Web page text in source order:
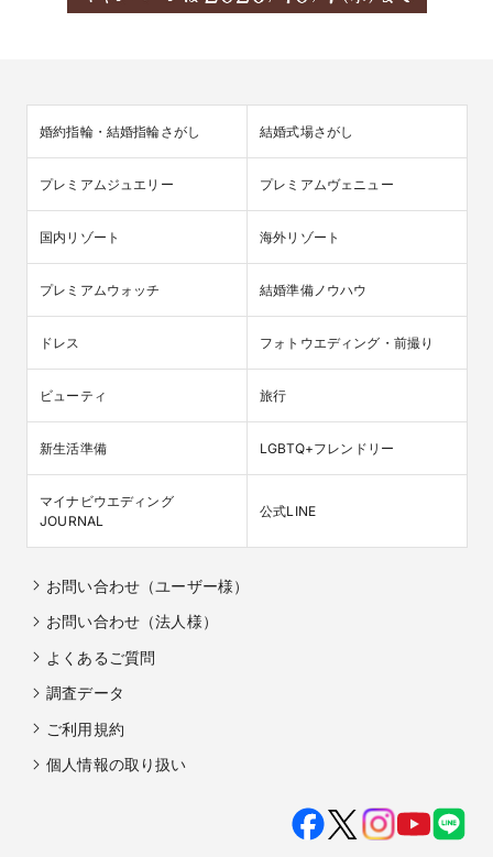
婚約指輪・結婚指輪さがし 結婚式場さがし
プレミアムジュエリー プレミアムヴェニュー
国内リゾート 海外リゾート
プレミアムウォッチ 結婚準備ノウハウ
ドレス フォトウエディング・前撮り
ビューティ 旅行
新生活準備 LGBTQ+フレンドリー
マイナビウエディング
JOURNAL
公式LINE
お問い合わせ（ユーザー様）
お問い合わせ（法人様）
よくあるご質問
調査データ
ご利用規約
個人情報の取り扱い